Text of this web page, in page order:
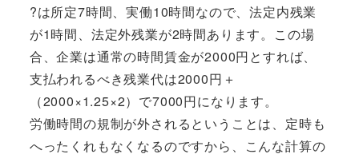
?は所定7時間、実働10時間なので、法定内残業
が1時間、法定外残業が2時間あります。この場
合、企業は通常の時間賃金が2000円とすれば、
支払われるべき残業代は2000円＋
（2000×1.25×2）で7000円になります。
労働時間の規制が外されるということは、定時も
へったくれもなくなるのですから、こんな計算の